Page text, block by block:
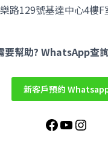
路129號基達中心4樓F
要幫助? WhatsApp查
新客戶預約
Facebook